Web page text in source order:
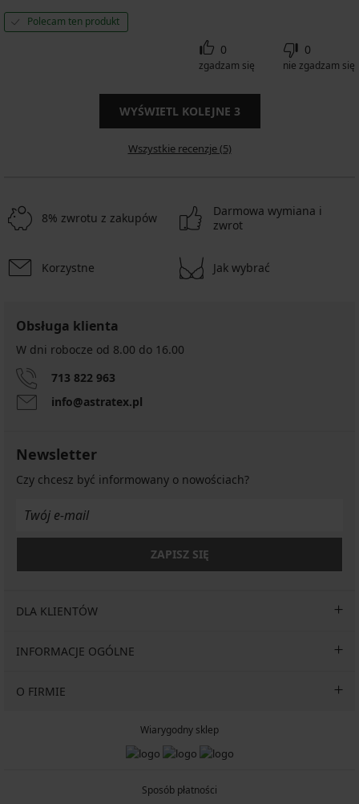
Polecam ten produkt
0
zgadzam się
0
nie zgadzam się
WYŚWIETL KOLEJNE 3
Wszystkie recenzje (5)
8% zwrotu z zakupów
Darmowa wymiana i
zwrot
Korzystne Jak wybrać
Obsługa klienta
W dni robocze od 8.00 do 16.00
713 822 963
info@astratex.pl
Newsletter
Czy chcesz być informowany o nowościach?
ZAPISZ SIĘ
DLA KLIENTÓW
INFORMACJE OGÓLNE
O FIRMIE
Wiarygodny sklep
Sposób płatności